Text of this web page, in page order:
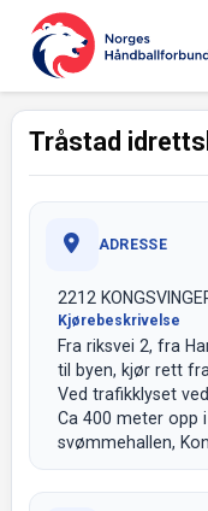
Tråstad
ADRESSE
2212
Kjørebeskrivelse
Fra riksvei 2, fra
til byen, kjør rett
Ved trafikklyset
Ca 400 meter opp
svømmehallen,